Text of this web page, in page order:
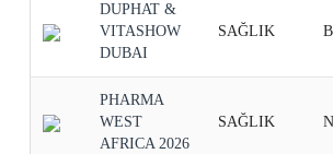
DUPHAT &
VITASHOW
DUBAI
SAĞLIK
PHARMA
WEST
AFRICA 2026
SAĞLIK